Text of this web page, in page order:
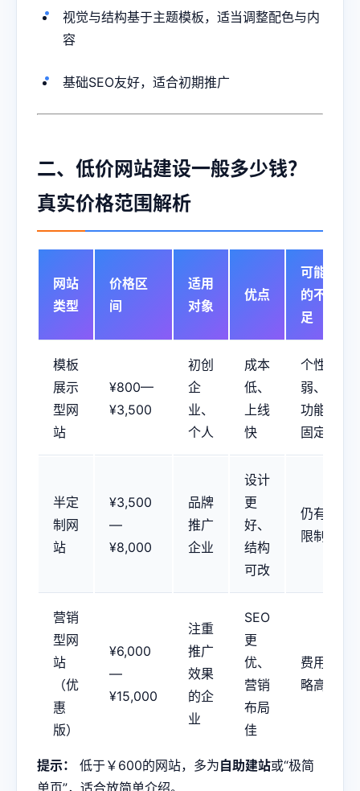
视觉与结构基于主题模板，适当调整配色与内
容
基础SEO友好，适合初期推广
二、低价网站建设一般多少钱？
真实价格范围解析
网站
类型
价格区
间
适用
对象
优点
可能
的不
足
模板
展示
型网
站
¥800—
¥3,500
初创
企
业、
个人
成本
低、
上线
快
个性
弱、
功能
固定
半定
制网
站
¥3,500
—
¥8,000
品牌
推广
企业
设计
更
好、
结构
可改
仍有
限制
营销
型网
站
（优
惠
版）
¥6,000
—
¥15,000
注重
推广
效果
的企
业
SEO
更
优、
营销
布局
佳
费用
略高
提示： 低于￥600的网站，多为自助建站或“极简
单页”，适合放简单介绍。